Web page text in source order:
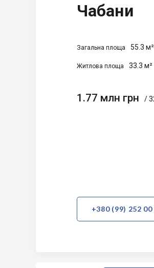
Чабани
Загальна площа 55.3 м²
Житлова площа 33.3 м²
1.77 млн грн /
+380 (99) 252 00